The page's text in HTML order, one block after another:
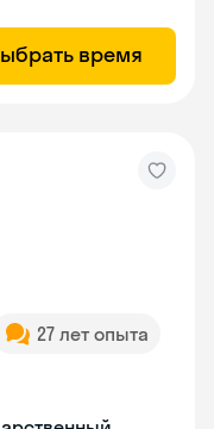
время
27 лет опыта